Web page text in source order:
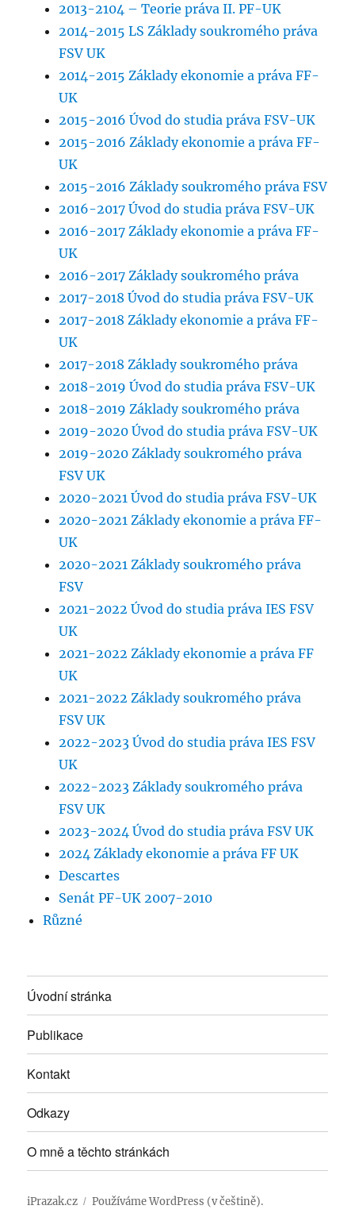
2013-2104 – Teorie práva II. PF-UK
2014-2015 LS Základy soukromého práva
FSV UK
2014-2015 Základy ekonomie a práva FF-
UK
2015-2016 Úvod do studia práva FSV-UK
2015-2016 Základy ekonomie a práva FF-
UK
2015-2016 Základy soukromého práva FSV
2016-2017 Úvod do studia práva FSV-UK
2016-2017 Základy ekonomie a práva FF-
UK
2016-2017 Základy soukromého práva
2017-2018 Úvod do studia práva FSV-UK
2017-2018 Základy ekonomie a práva FF-
UK
2017-2018 Základy soukromého práva
2018-2019 Úvod do studia práva FSV-UK
2018-2019 Základy soukromého práva
2019-2020 Úvod do studia práva FSV-UK
2019-2020 Základy soukromého práva
FSV UK
2020-2021 Úvod do studia práva FSV-UK
2020-2021 Základy ekonomie a práva FF-
UK
2020-2021 Základy soukromého práva
FSV
2021-2022 Úvod do studia práva IES FSV
UK
2021-2022 Základy ekonomie a práva FF
UK
2021-2022 Základy soukromého práva
FSV UK
2022-2023 Úvod do studia práva IES FSV
UK
2022-2023 Základy soukromého práva
FSV UK
2023-2024 Úvod do studia práva FSV UK
2024 Základy ekonomie a práva FF UK
Descartes
Senát PF-UK 2007-2010
Různé
Úvodní stránka
Publikace
Kontakt
Odkazy
O mně a těchto stránkách
iPrazak.cz Používáme WordPress (v češtině).